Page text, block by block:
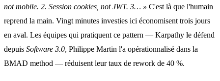
not mobile. 2. Session cookies, not JWT. 3… » C'est là que l'humain
reprend la main. Vingt minutes investies ici économisent trois jours
en aval. Les équipes qui pratiquent ce pattern — Karpathy le défend
depuis Software 3.0, Philippe Martin l'a opérationnalisé dans la
BMAD method — réduisent leur taux de rework de 40 %.